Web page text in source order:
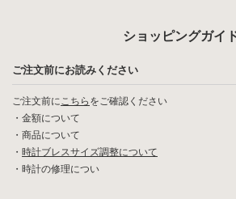
ショッピングガイ
ご注文前にお読みください
ご注文前にこちら をご確認ください
・ 金額について
・ 商品について
・ 時計ブレスサイズ調整について
・ 時計の修理につい